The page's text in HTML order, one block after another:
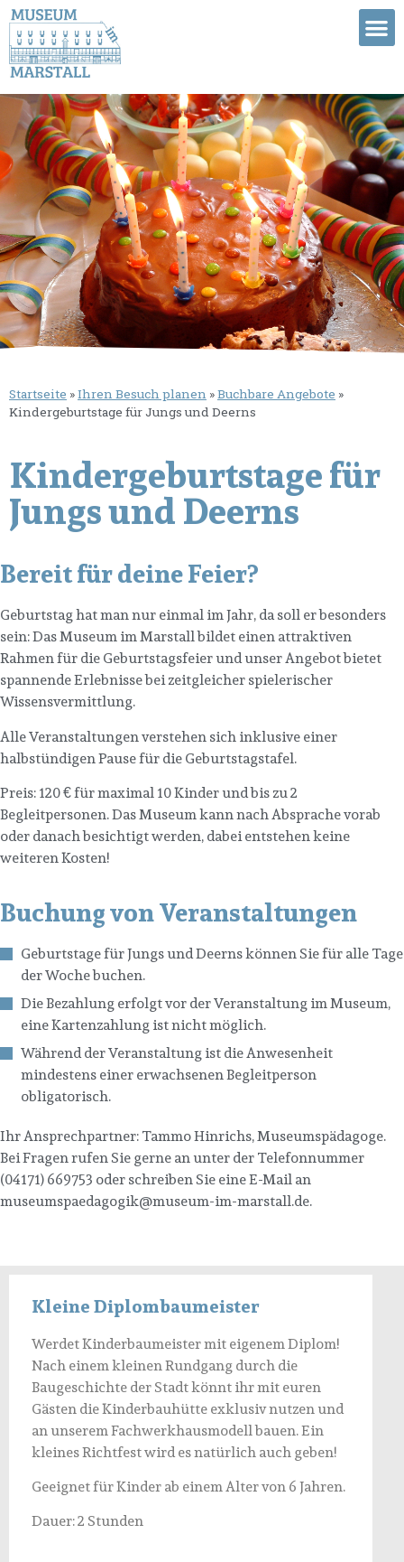
Startseite »Ihren Besuch planen »Buchbare Angebote »
Kindergeburtstage für Jungs und Deerns
Kindergeburtstage für
Jungs und Deerns
Bereit für deine Feier?
Geburtstag hat man nur einmal im Jahr, da soll er besonders
sein: Das Museum im Marstall bildet einen attraktiven
Rahmen für die Geburtstagsfeier und unser Angebot bietet
spannende Erlebnisse bei zeitgleicher spielerischer
Wissensvermittlung.
Alle Veranstaltungen verstehen sich inklusive einer
halbstündigen Pause für die Geburtstagstafel.
Preis: 120 € für maximal 10 Kinder und bis zu 2
Begleitpersonen. Das Museum kann nach Absprache vorab
oder danach besichtigt werden, dabei entstehen keine
weiteren Kosten!
Buchung von Veranstaltungen
Geburtstage für Jungs und Deerns können Sie für alle Tage
der Woche buchen.
Die Bezahlung erfolgt vor der Veranstaltung im Museum,
eine Kartenzahlung ist nicht möglich.
Während der Veranstaltung ist die Anwesenheit
mindestens einer erwachsenen Begleitperson
obligatorisch.
Ihr Ansprechpartner: Tammo Hinrichs, Museumspädagoge.
Bei Fragen rufen Sie gerne an unter der Telefonnummer
(04171) 669753 oder schreiben Sie eine E-Mail an
museumspaedagogik@museum-im-marstall.de.
Kleine Diplombaumeister
Werdet Kinderbaumeister mit eigenem Diplom!
Nach einem kleinen Rundgang durch die
Baugeschichte der Stadt könnt ihr mit euren
Gästen die Kinderbauhütte exklusiv nutzen und
an unserem Fachwerkhausmodell bauen. Ein
kleines Richtfest wird es natürlich auch geben!
Geeignet für Kinder ab einem Alter von 6 Jahren.
Dauer: 2 Stunden